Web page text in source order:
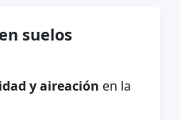
suelos
y aireación en la